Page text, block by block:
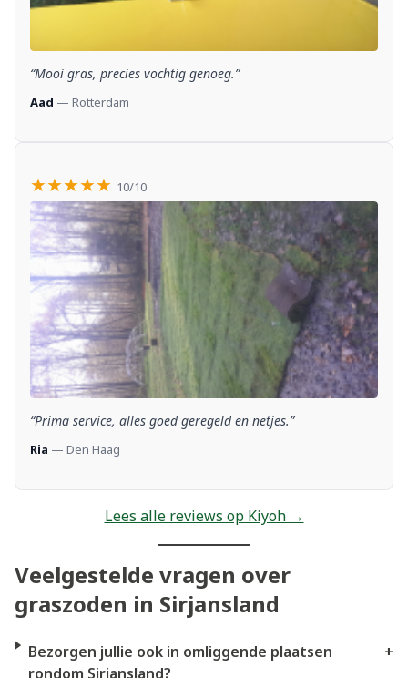
“Mooi gras, precies vochtig genoeg.”
Aad — Rotterdam
★★★★★ 10/10
“Prima service, alles goed geregeld en netjes.”
Ria — Den Haag
Lees alle reviews op Kiyoh →
Veelgestelde vragen over
graszoden in Sirjansland
Bezorgen jullie ook in omliggende plaatsen
rondom Sirjansland?
+